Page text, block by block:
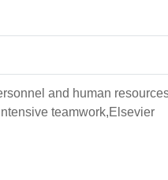
and human
teamwork,Elsevier